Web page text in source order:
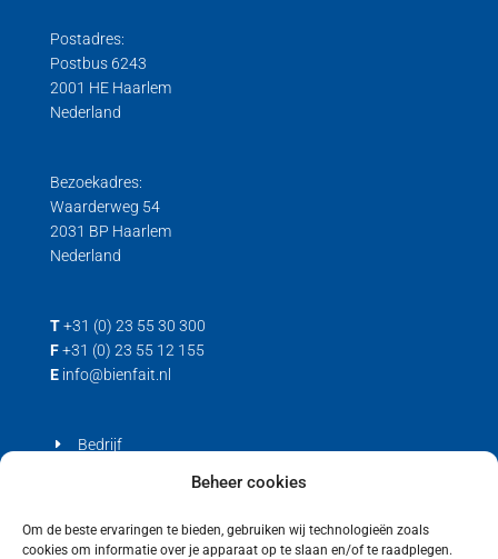
Beheer cookies
Om de beste ervaringen te bieden, gebruiken wij technologieën zoals
cookies om informatie over je apparaat op te slaan en/of te raadplegen.
Postadres:
Postbus 6243
2001 HE Haarlem
Nederland
Bezoekadres:
Waarderweg 54
2031 BP Haarlem
Nederland
T +31 (0) 23 55 30 300
F +31 (0) 23 55 12 155
E info@bienfait.nl
Bedrijf